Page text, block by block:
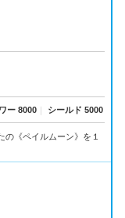
ー 8000 ｜ シールド 5000
の《ペイルムーン》を１